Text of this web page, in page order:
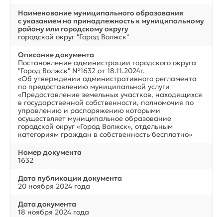
Наименование муниципального образования
с указанием на принадлежность к муниципальному
району или городскому округу
городской округ "Город Волжск"
Описание документа
Постановление администрации городского округа
"Город Волжск" №1632 от 18.11.2024г.
«Об утверждении административного регламента
по предоставлению муниципальной услуги
«Предоставление земельных участков, находящихся
в государственной собственности, полномочия по
управлению и распоряжению которыми
осуществляет муниципальное образование
городской округ «Город Волжск», отдельным
категориям граждан в собственность бесплатно»
Номер документа
1632
Дата публикации документа
20 ноября 2024 года
Дата документа
18 ноября 2024 года